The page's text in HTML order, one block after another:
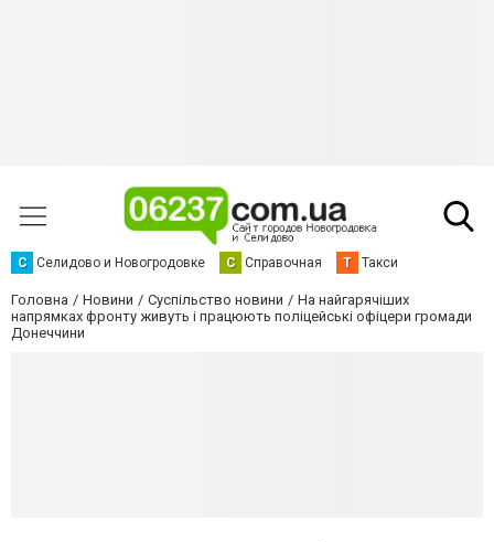
С Селидово и Новогродовке С Справочная Т Такси
Головна Новини Суспільство новини
На найгарячіших
напрямках фронту живуть і працюють поліцейські офіцери громади
Донеччини